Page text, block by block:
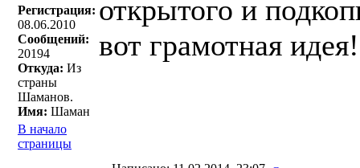
Регистрация:
08.06.2010
Сообщений:
20194
Откуда: Из
страны
Шаманов.
Имя: Шаман
открытого и
вот грамотная идея!
В начало
страницы